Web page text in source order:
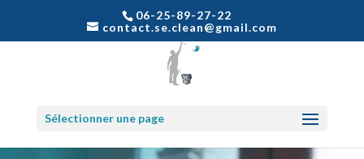
06-25-89-27-22
contact.se.clean@gmail.com
Sélectionner une page